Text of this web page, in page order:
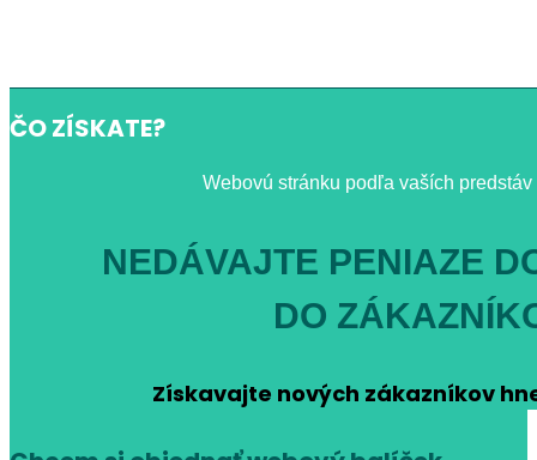
ČO ZÍSKATE?
Webovú stránku podľa vaších
NEDÁVAJTE PENIAZE
DO
Získavajte nových zákazníkov